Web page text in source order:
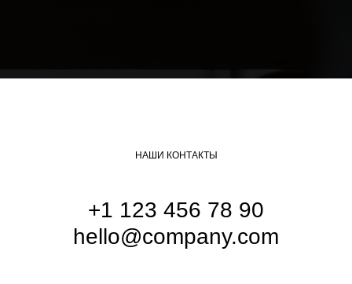
НАШИ КОНТАКТЫ
+1 123 456 78 90
hello@company.com